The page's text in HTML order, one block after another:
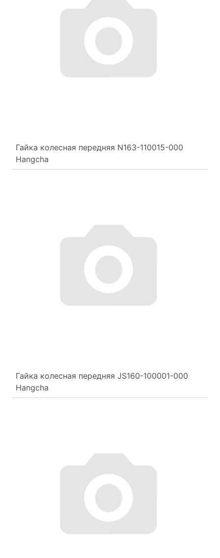
Гайка колесная передняя N163-110015-000
Hangcha
Гайка колесная передняя JS160-100001-000
Hangcha